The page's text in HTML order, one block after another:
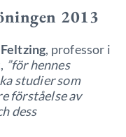
2013
, professor i
”för hennes
studier som
förståelse av
dess